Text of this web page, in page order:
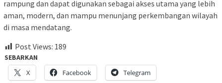
rampung dan dapat digunakan sebagai akses utama yang lebih
aman, modern, dan mampu menunjang perkembangan wilayah
di masa mendatang.
Post Views: 189
SEBARKAN
X
Facebook Telegram